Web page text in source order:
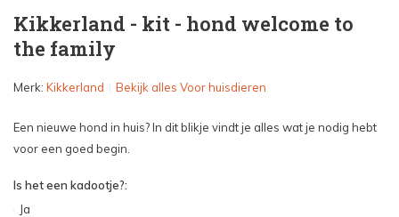
Kikkerland - kit - hond welcome to
the family
Merk: Kikkerland Bekijk alles Voor huisdieren
Een nieuwe hond in huis? In dit blikje vindt je alles wat je nodig hebt
voor een goed begin.
Is het een kadootje?:
Ja